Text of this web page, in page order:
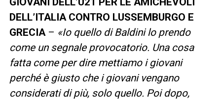
DELL’ITALIA CONTRO LUSSEMBURGO E
GRECIA– «Io quello di Baldini lo prendo
come un segnale provocatorio. Una cosa
fatta come per dire mettiamo i giovani
perché è giusto che i giovani vengano
considerati di più, solo quello. Poi dopo,